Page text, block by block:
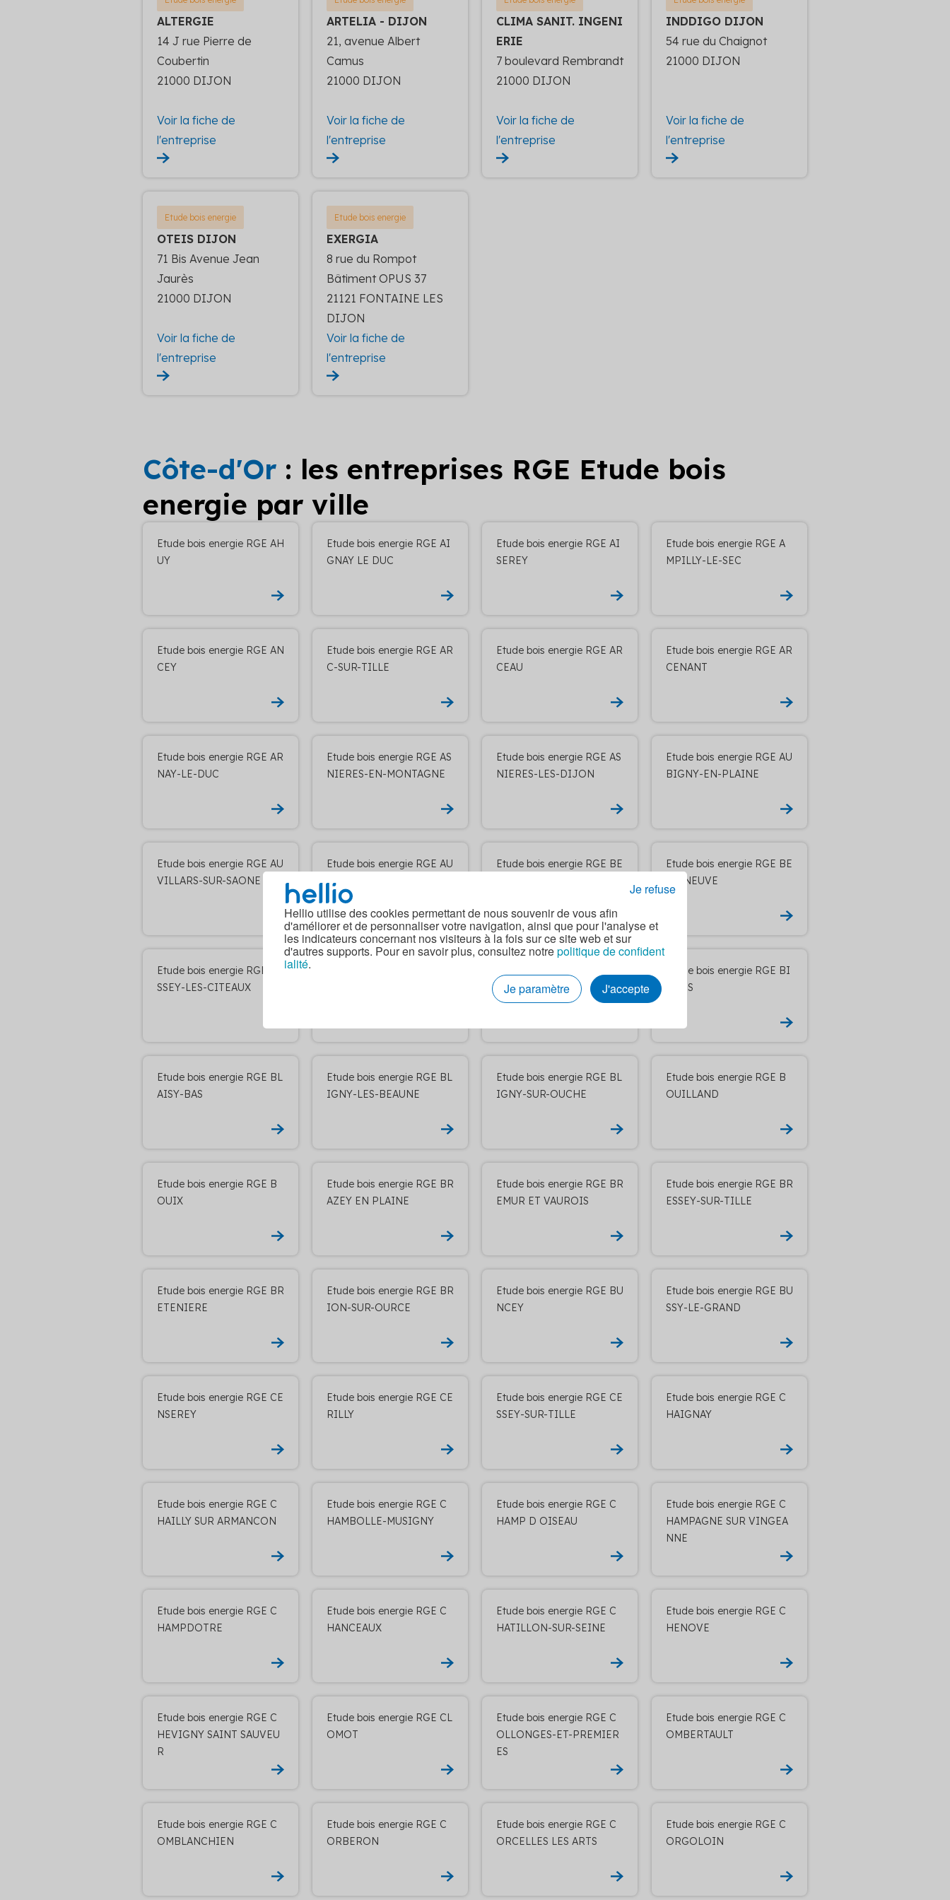
Hellio utilise des cookies permettant de nous souvenir de vous afin
d'améliorer et de personnaliser votre navigation, ainsi que pour l'analyse et
les indicateurs concernant nos visiteurs à la fois sur ce site web et sur
d'autres supports. Pour en savoir plus, consultez notrepolitique de confident
ialité.
Je paramètre
J'accepte
Je refuse
ALTERGIE
14 J rue Pierre de
Coubertin
21000 DIJON
Voir la fiche de
l'entreprise
ARTELIA - DIJON
21, avenue Albert
Camus
21000 DIJON
Voir la fiche de
l'entreprise
CLIMA SANIT. INGENI
ERIE
7 boulevard Rembrandt
21000 DIJON
Voir la fiche de
l'entreprise
INDDIGO DIJON
54 rue du Chaignot
21000 DIJON
Voir la fiche de
l'entreprise
Etude bois energie
OTEIS DIJON
71 Bis Avenue Jean
Jaurès
21000 DIJON
Voir la fiche de
l'entreprise
Etude bois energie
EXERGIA
8 rue du Rompot
Bâtiment OPUS 37
21121 FONTAINE LES
DIJON
Voir la fiche de
l'entreprise
Côte-d'Or : les entreprises RGE Etude bois
energie par ville
Etude bois energie RGE AH
UY
Etude bois energie RGE AI
GNAY LE DUC
Etude bois energie RGE AI
SEREY
Etude bois energie RGE A
MPILLY-LE-SEC
Etude bois energie RGE AN
CEY
Etude bois energie RGE AR
C-SUR-TILLE
Etude bois energie RGE AR
CEAU
Etude bois energie RGE AR
CENANT
Etude bois energie RGE AR
NAY-LE-DUC
Etude bois energie RGE AS
NIERES-EN-MONTAGNE
Etude bois energie RGE AS
NIERES-LES-DIJON
Etude bois energie RGE AU
BIGNY-EN-PLAINE
Etude bois energie RGE AU
VILLARS-SUR-SAONE
Etude bois energie RGE AU
XONNE
Etude bois energie RGE BE
Etude bois energie RGE BE
LLENEUVE
Etude bois energie RGE BE
SSEY-LES-CITEAUX
VY
Etude bois energie RGE BI
NGES
Etude bois energie RGE BL
AISY-BAS
Etude bois energie RGE BL
IGNY-LES-BEAUNE
Etude bois energie RGE BL
IGNY-SUR-OUCHE
Etude bois energie RGE B
OUILLAND
Etude bois energie RGE B
OUIX
Etude bois energie RGE BR
AZEY EN PLAINE
Etude bois energie RGE BR
EMUR ET VAUROIS
Etude bois energie RGE BR
ESSEY-SUR-TILLE
Etude bois energie RGE BR
ETENIERE
Etude bois energie RGE BR
ION-SUR-OURCE
Etude bois energie RGE BU
NCEY
Etude bois energie RGE BU
SSY-LE-GRAND
Etude bois energie RGE CE
NSEREY
Etude bois energie RGE CE
RILLY
Etude bois energie RGE CE
SSEY-SUR-TILLE
Etude bois energie RGE C
HAIGNAY
Etude bois energie RGE C
HAILLY SUR ARMANCON
Etude bois energie RGE C
HAMBOLLE-MUSIGNY
Etude bois energie RGE C
HAMP D OISEAU
Etude bois energie RGE C
HAMPAGNE SUR VINGEA
NNE
Etude bois energie RGE C
HAMPDOTRE
Etude bois energie RGE C
HANCEAUX
Etude bois energie RGE C
HATILLON-SUR-SEINE
Etude bois energie RGE C
HENOVE
Etude bois energie RGE C
HEVIGNY SAINT SAUVEU
R
Etude bois energie RGE CL
OMOT
Etude bois energie RGE C
OLLONGES-ET-PREMIER
ES
Etude bois energie RGE C
OMBERTAULT
Etude bois energie RGE C
OMBLANCHIEN
Etude bois energie RGE C
ORBERON
Etude bois energie RGE C
ORCELLES LES ARTS
Etude bois energie RGE C
ORGOLOIN